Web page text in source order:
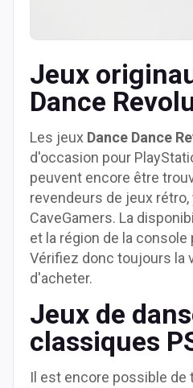
Jeux
Dance
Les jeux Dance Dance
d'occasion pour
peuvent encore être
revendeurs de jeux
CaveGamers. La
et la région de la console
Vérifiez donc toujours la
d'acheter.
Jeux de
classiques
Il est encore possible de